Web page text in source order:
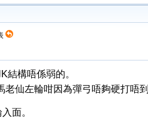
結構唔係弱的。
仙左輪咁因為彈弓唔夠硬打唔
面。